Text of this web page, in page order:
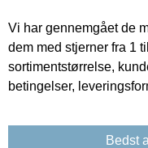
Vi har gennemgået de
dem med stjerner fra 1
sortimentstørrelse,
betingelser,
Bedst